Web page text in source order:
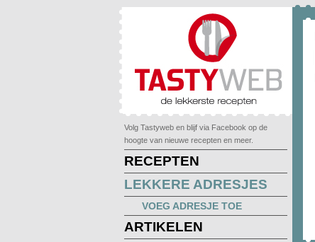
Volg Tastyweb en blijf via Facebook op de
hoogte van nieuwe recepten en meer.
RECEPTEN
LEKKERE ADRESJES
VOEG ADRESJE TOE
ARTIKELEN